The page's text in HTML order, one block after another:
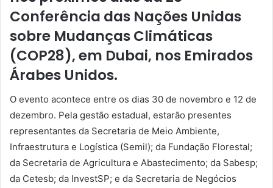
Conferência das Nações Unidas
sobre Mudanças Climáticas
(COP28), em Dubai, nos Emirados
Árabes Unidos.
O evento acontece entre os dias 30 de novembro e 12 de
dezembro. Pela gestão estadual, estarão presentes
representantes da Secretaria de Meio Ambiente,
Infraestrutura e Logística (Semil); da Fundação Florestal;
da Secretaria de Agricultura e Abastecimento; da Sabesp;
da Cetesb; da InvestSP; e da Secretaria de Negócios